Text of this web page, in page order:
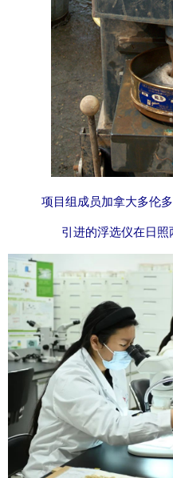
项目组成员加拿大多伦
引进的浮选仪在日照